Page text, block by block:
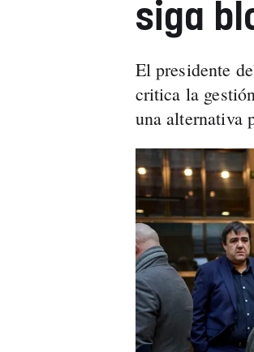
siga
El presidente
critica la
una alternativa